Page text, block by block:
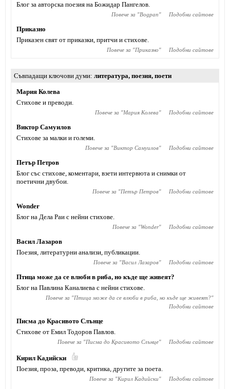
Блог за авторска поезия на Божидар Пангелов.
Повече за "Bogpan" Подобни сайтове
Приказно
Приказен свят от приказки, притчи и стихове.
Повече за "Приказно" Подобни сайтове
Съвпадащи ключови думи литература, поезия, поети
Мария Колева
Стихове и преводи.
Повече за "Мария Колева" Подобни сайтове
Виктор Самуилов
Стихове за малки и големи.
Повече за "Виктор Самуилов" Подобни сайтове
Петър Петров
Блог със стихове, коментари, взети интервюта и снимки от
поетични двубои.
Повече за "Петър Петров" Подобни сайтове
Wonder
Блог на Дела Раи с нейни стихове.
Повече за "Wonder" Подобни сайтове
Васил Лазаров
Поезия, литературни анализи, публикации.
Повече за "Васил Лазаров" Подобни сайтове
Птица може да се влюби в риба, но къде ще живеят?
Блог на Павлина Каналиева с нейни стихове.
Повече за "Птица може да се влюби в риба, но къде ще живеят?"
Подобни сайтове
Писма до Красивото Слънце
Стихове от Емил Тодоров Павлов.
Повече за "Писма до Красивото Слънце" Подобни сайтове
Кирил Кадийски
Поезия, проза, преводи, критика, другите за поета.
Повече за "Кирил Кадийски" Подобни сайтове